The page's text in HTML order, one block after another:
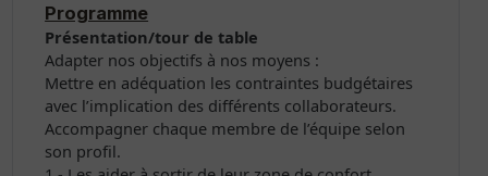
Programme
Présentation/tour de table
Adapter nos objectifs à nos moyens :
Mettre en adéquation les contraintes budgétaires
avec l’implication des différents collaborateurs.
Accompagner chaque membre de l’équipe selon
son profil.